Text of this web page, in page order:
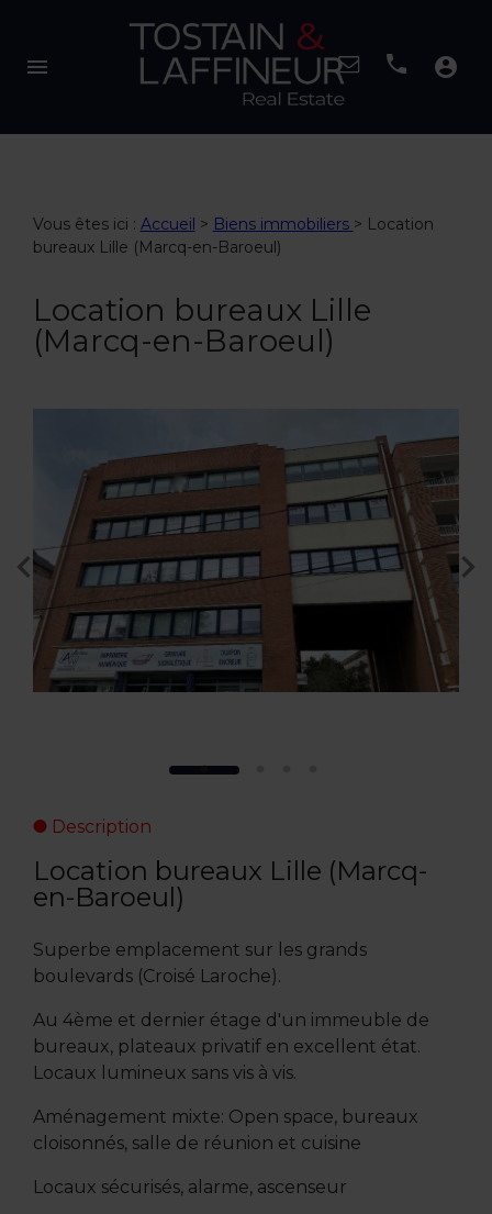
menu account_circle
Vous êtes ici : Accueil > Biens immobiliers > Location
bureaux Lille (Marcq-en-Baroeul)
Location bureaux Lille
(Marcq-en-Baroeul)
Description
Location bureaux Lille (Marcq-
en-Baroeul)
Superbe emplacement sur les grands
boulevards (Croisé Laroche).
Au 4ème et dernier étage d'un immeuble de
bureaux, plateaux privatif en excellent état.
Locaux lumineux sans vis à vis.
Aménagement mixte: Open space, bureaux
cloisonnés, salle de réunion et cuisine
Locaux sécurisés, alarme, ascenseur